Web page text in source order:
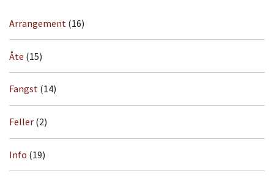
Arrangement (16)
Åte (15)
Fangst (14)
Feller (2)
Info (19)